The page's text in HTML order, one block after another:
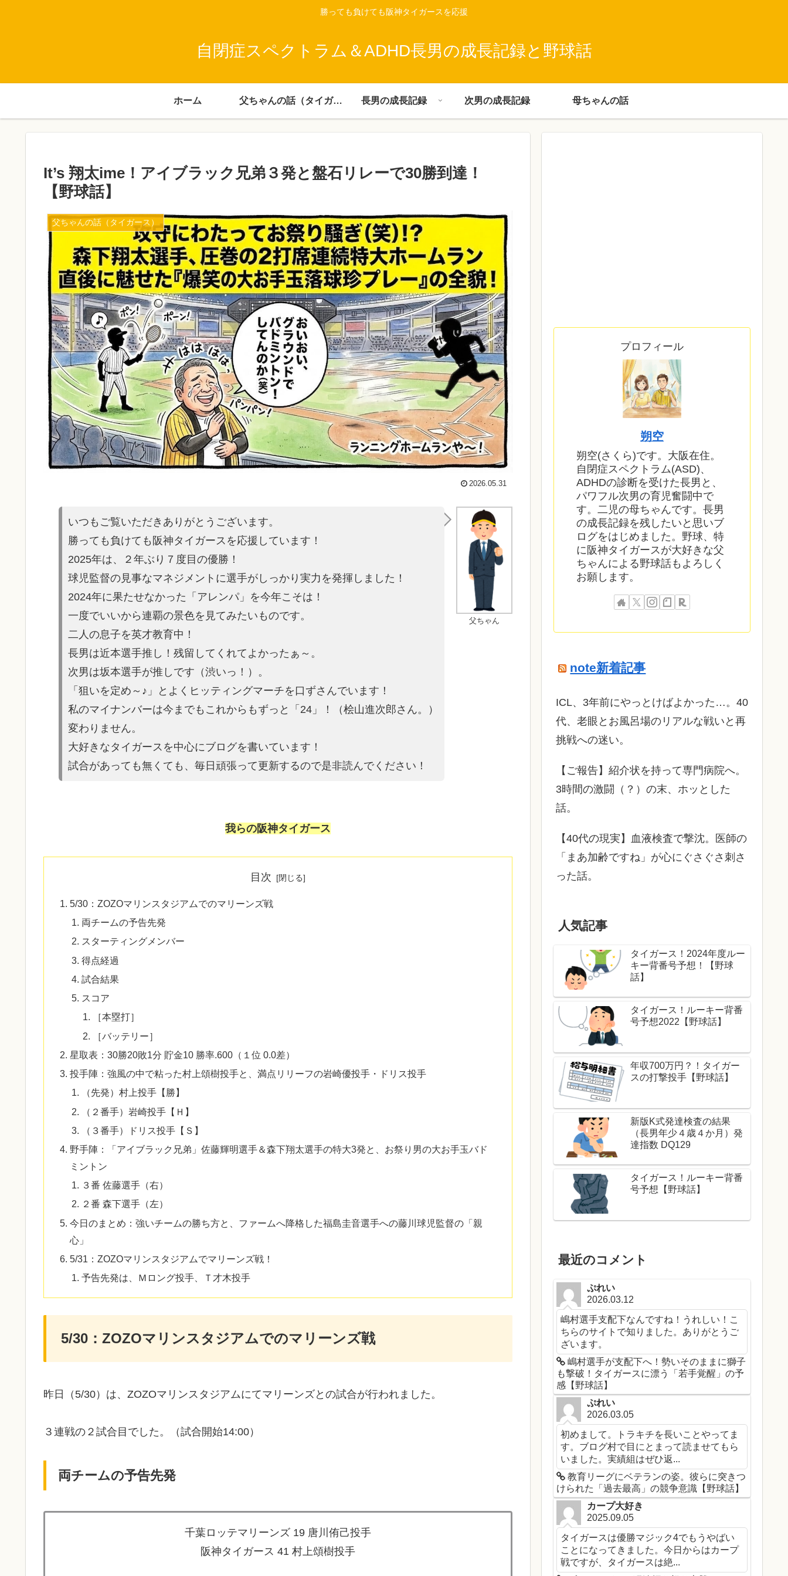
勝っても負けても阪神タイガースを応援
自閉症スペクトラム＆ADHD長男の成長記録と野球話
ホーム 父ちゃんの話（タイガース） 長男の成長記録 次男の成長記録 母ちゃんの話
It’s 翔太ime！アイブラック兄弟３発と盤石リレーで30勝到達！
【野球話】
父ちゃんの話（タイガース）
2026.05.31
父ちゃん
いつもご覧いただきありがとうございます。
勝っても負けても阪神タイガースを応援しています！
2025年は、２年ぶり７度目の優勝！
球児監督の見事なマネジメントに選手がしっかり実力を発揮しました！
2024年に果たせなかった「アレンパ」を今年こそは！
一度でいいから連覇の景色を見てみたいものです。
二人の息子を英才教育中！
長男は近本選手推し！残留してくれてよかったぁ～。
次男は坂本選手が推しです（渋いっ！）。
「狙いを定め～♪」とよくヒッティングマーチを口ずさんでいます！
私のマイナンバーは今までもこれからもずっと「24」！（桧山進次郎さん。）
変わりません。
大好きなタイガースを中心にブログを書いています！
試合があっても無くても、毎日頑張って更新するので是非読んでください！
我らの阪神タイガース
目次
5/30：ZOZOマリンスタジアムでのマリーンズ戦
両チームの予告先発
スターティングメンバー
得点経過
試合結果
スコア
［本塁打］
［バッテリー］
星取表：30勝20敗1分 貯金10 勝率.600（１位 0.0差）
投手陣：強風の中で粘った村上頌樹投手と、満点リリーフの岩崎優投手・ドリス投手
（先発）村上投手【勝】
（２番手）岩崎投手【Ｈ】
（３番手）ドリス投手【Ｓ】
野手陣：「アイブラック兄弟」佐藤輝明選手＆森下翔太選手の特大3発と、お祭り男の大お手玉バド
ミントン
３番 佐藤選手（右）
２番 森下選手（左）
​今日のまとめ：強いチームの勝ち方と、ファームへ降格した福島圭音選手への藤川球児監督の「親
心」
5/31：ZOZOマリンスタジアムでマリーンズ戦！
予告先発は、Ｍロング投手、Ｔ才木投手
5/30：ZOZOマリンスタジアムでのマリーンズ戦
昨日（5/30）は、ZOZOマリンスタジアムにてマリーンズとの試合が行われました。
３連戦の２試合目でした。（試合開始14:00）
両チームの予告先発
千葉ロッテマリーンズ 19 唐川侑己投手
阪神タイガース 41 村上頌樹投手
プロフィール
朔空
朔空(さくら)です。大阪在住。
自閉症スペクトラム(ASD)、
ADHDの診断を受けた長男と、
パワフル次男の育児奮闘中で
す。二児の母ちゃんです。長男
の成長記録を残したいと思いブ
ログをはじめました。野球、特
に阪神タイガースが大好きな父
ちゃんによる野球話もよろしく
お願します。
note新着記事
ICL、3年前にやっとけばよかった…。40
代、老眼とお風呂場のリアルな戦いと再
挑戦への迷い。
​【ご報告】紹介状を持って専門病院へ。
3時間の激闘（？）の末、ホッとした
話。
【40代の現実】血液検査で撃沈。医師の
「まあ加齢ですね」が心にぐさぐさ刺さ
った話。
人気記事
タイガース！2024年度ルー
キー背番号予想！【野球
話】
タイガース！ルーキー背番
号予想2022【野球話】
年収700万円？！タイガー
スの打撃投手【野球話】
新版K式発達検査の結果
（長男年少４歳４か月）発
達指数 DQ129
タイガース！ルーキー背番
号予想【野球話】
最近のコメント
ぷれい
2026.03.12
嶋村選手支配下なんですね！うれしい！こ
ちらのサイトで知りました。ありがとうご
ざいます。
嶋村選手が支配下へ！勢いそのままに獅子
も撃破！タイガースに漂う「若手覚醒」の予
感【野球話】
ぷれい
2026.03.05
初めまして。トラキチを長いことやってま
す。ブログ村で目にとまって読ませてもら
いました。実績組はぜひ返...
教育リーグにベテランの姿。彼らに突きつ
けられた「過去最高」の競争意識【野球話】
カープ大好き
2025.09.05
タイガースは優勝マジック4でもうやばい
ことになってきました。今日からはカープ
戦ですが、タイガースは絶...